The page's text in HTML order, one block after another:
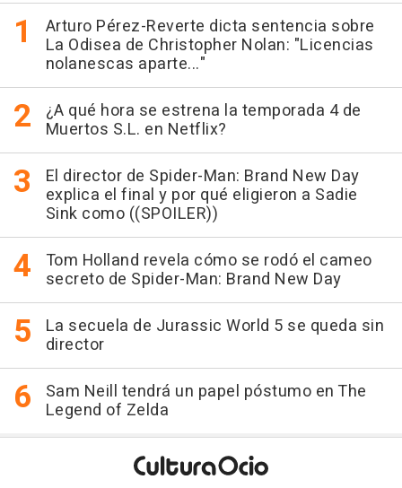
Arturo Pérez-Reverte dicta sentencia sobre
La Odisea de Christopher Nolan: "Licencias
nolanescas aparte..."
¿A qué hora se estrena la temporada 4 de
Muertos S.L. en Netflix?
El director de Spider-Man: Brand New Day
explica el final y por qué eligieron a Sadie
Sink como ((SPOILER))
Tom Holland revela cómo se rodó el cameo
secreto de Spider-Man: Brand New Day
La secuela de Jurassic World 5 se queda sin
director
Sam Neill tendrá un papel póstumo en The
Legend of Zelda